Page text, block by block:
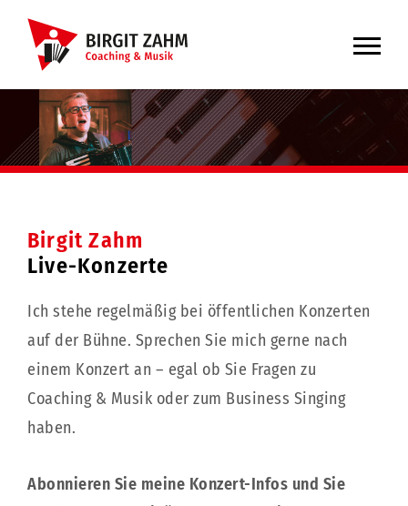
Skip
content
Birgit Zahm
Live-Konzerte
Ich stehe regelmäßig bei öffentlichen Konzerten
auf der Bühne. Sprechen Sie mich gerne nach
einem Konzert an – egal ob Sie Fragen zu
Coaching & Musik oder zum Business Singing
haben.
Abonnieren Sie meine Konzert-Infos und Sie